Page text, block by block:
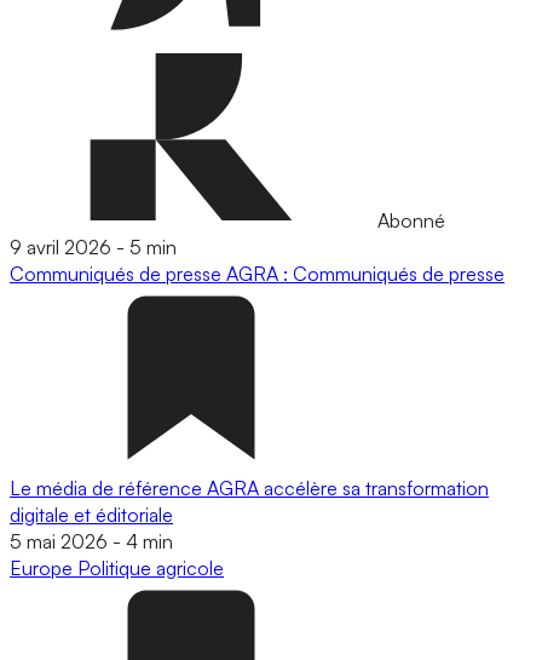
Abonné
9 avril 2026 - 5 min
Communiqués de presse AGRA : Communiqués de presse
Le média de référence AGRA accélère sa transformation
digitale et éditoriale
5 mai 2026 - 4 min
Europe Politique agricole